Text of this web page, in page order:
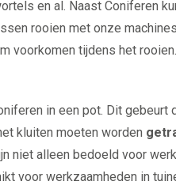
en al. Naast Coniferen
rooien met onze
voorkomen tijdens het rooien.
in een pot. Dit gebeurt
kluiten moeten worden
niet alleen bedoeld voor
voor werkzaamheden in